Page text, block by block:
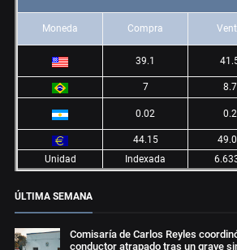
Moneda Compra
39.1
7 8.7
0.02 0.2
44.15
Unidad
Indexada
ÚLTIMA SEMANA
Comisaría de Carlos Reyles
conductor atrapado tras un grave